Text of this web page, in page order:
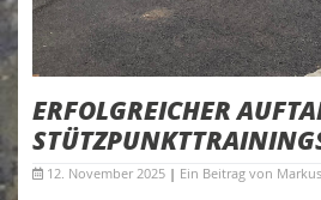
ERFOLGREICHER
12. November 2025 | Ein Beitrag von